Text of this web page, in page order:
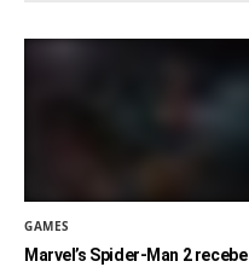
GAMES
Marvel’s Spider-Man 2 recebe